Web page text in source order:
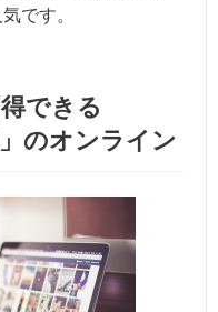
です。
できる
のオンライン